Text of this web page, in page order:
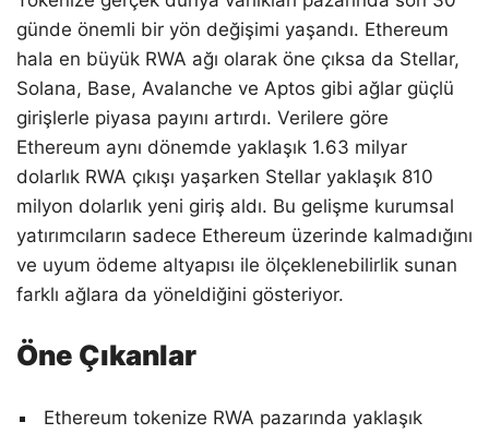
günde önemli bir yön değişimi yaşandı. Ethereum
hala en büyük RWA ağı olarak öne çıksa da Stellar,
Solana, Base, Avalanche ve Aptos gibi ağlar güçlü
girişlerle piyasa payını artırdı. Verilere göre
Ethereum aynı dönemde yaklaşık 1.63 milyar
dolarlık RWA çıkışı yaşarken Stellar yaklaşık 810
milyon dolarlık yeni giriş aldı. Bu gelişme kurumsal
yatırımcıların sadece Ethereum üzerinde kalmadığını
ve uyum ödeme altyapısı ile ölçeklenebilirlik sunan
farklı ağlara da yöneldiğini gösteriyor.
Öne Çıkanlar
Ethereum tokenize RWA pazarında yaklaşık